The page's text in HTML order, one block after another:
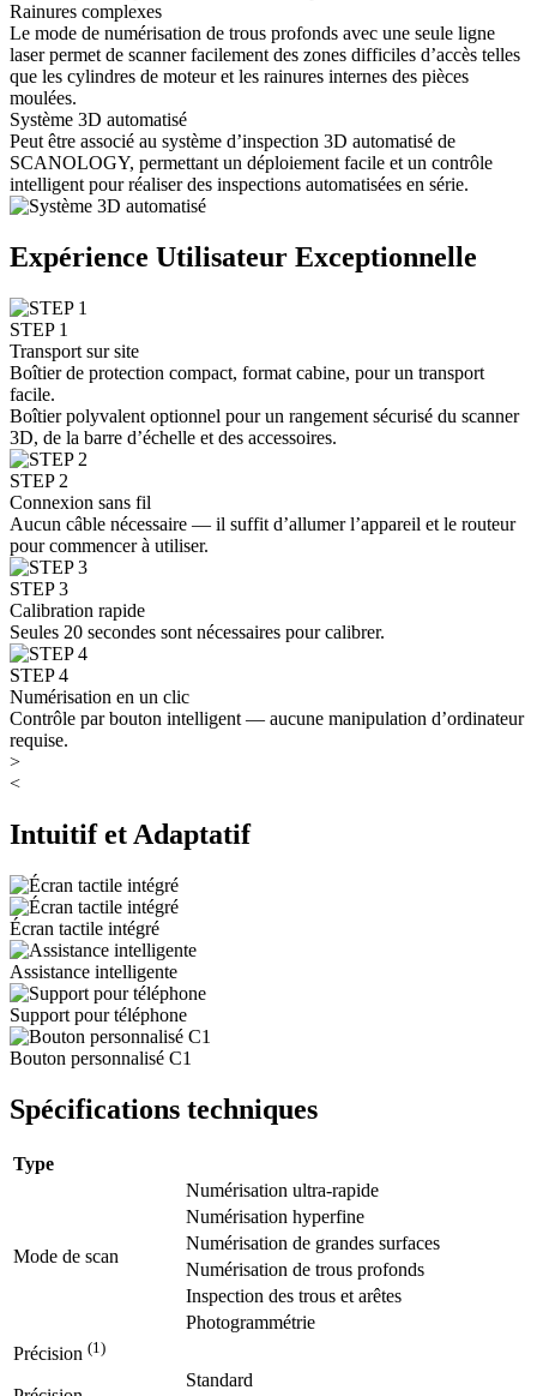
Rainures complexes
Le mode de numérisation de trous profonds avec une seule ligne
laser permet de scanner facilement des zones difficiles d’accès telles
que les cylindres de moteur et les rainures internes des pièces
moulées.
Système 3D automatisé
Peut être associé au système d’inspection 3D automatisé de
SCANOLOGY, permettant un déploiement facile et un contrôle
intelligent pour réaliser des inspections automatisées en série.
Expérience Utilisateur Exceptionnelle
STEP 1
Transport sur site
Boîtier de protection compact, format cabine, pour un transport
facile.
Boîtier polyvalent optionnel pour un rangement sécurisé du scanner
3D, de la barre d’échelle et des accessoires.
STEP 2
Connexion sans fil
Aucun câble nécessaire — il suffit d’allumer l’appareil et le routeur
pour commencer à utiliser.
STEP 3
Calibration rapide
Seules 20 secondes sont nécessaires pour calibrer.
STEP 4
Numérisation en un clic
Contrôle par bouton intelligent — aucune manipulation d’ordinateur
requise.
>
<
Intuitif et Adaptatif
Écran tactile intégré
Assistance intelligente
Support pour téléphone
Bouton personnalisé C1
Spécifications techniques
Type
Mode de scan
Numérisation ultra-rapide
Numérisation hyperfine
Numérisation de grandes surfaces
Numérisation de trous profonds
Inspection des trous et arêtes
Photogrammétrie
Précision (1)
Standard